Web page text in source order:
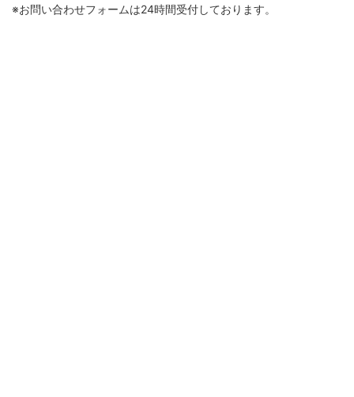
※お問い合わせフォームは24時間受付しております。